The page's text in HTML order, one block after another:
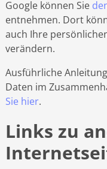
Google können Sie
entnehmen. Dort
auch Ihre
verändern.
Ausführliche
Daten im
Sie hier.
Links zu